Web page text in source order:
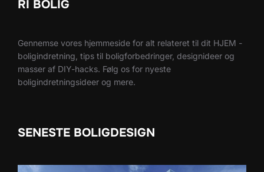
RI BOLIG
Gennemse vores hjemmeside for alt relateret til dit HJEM -
boligindretning, tips til boligforbedringer, designideer og
masser af DIY-hacks. Følg os for nyeste
boligindretningsideer og mere.
SENESTE BOLIGDESIGN